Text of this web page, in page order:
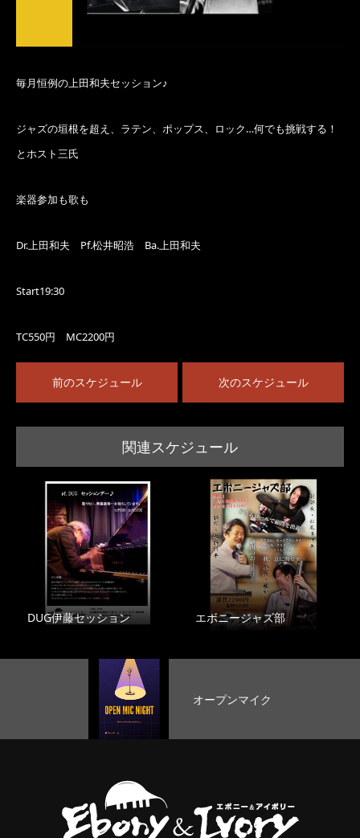
毎月恒例の上田和夫セッション♪
ジャズの垣根を超え、ラテン、ポップス、ロック…何でも挑戦する！
とホスト三氏
楽器参加も歌も
Dr.上田和夫 Pf.松井昭浩 Ba.上田和夫
Start19:30
TC550円 MC2200円
前のスケジュール 次のスケジュール
関連スケジュール
DUG伊藤セッション エボニージャズ部
オープンマイク